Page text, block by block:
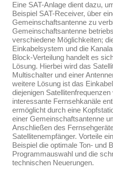
Eine SAT-Anlage dient dazu,
Beispiel SAT-Receiver, über
Gemeinschaftsantenne zu
Gemeinschaftsantenne
verschiedene Möglichkeiten;
Einkabelsystem und die
Block-Verteilung handelt es
Lösung. Hierbei wird das
Multischalter und einer
weitere Lösung ist das
diejenigen
interessante Fernsehkanäle
ermöglicht durch eine
einer Gemeinschaftsantenne
Anschließen des
Satellitenempfänger. Vorteile
Beispiel die optimale Ton- und
Programmauswahl und die
technischen Neuerungen.